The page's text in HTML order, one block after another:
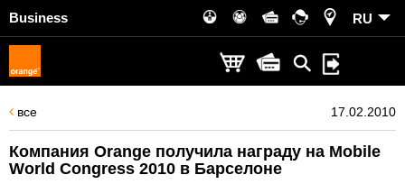
Business RU
все 17.02.2010
Компания Orange получила награду на Mobile
World Congress 2010 в Барселоне